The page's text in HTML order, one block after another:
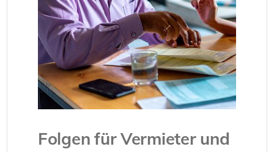
Folgen für Vermieter und